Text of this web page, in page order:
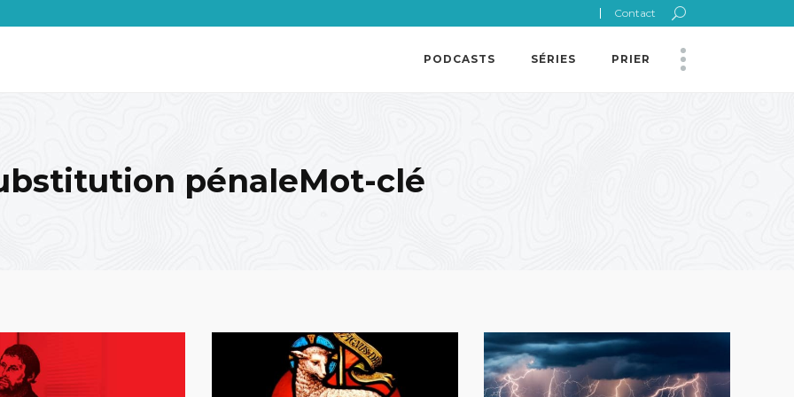
Contact
PODCASTS SÉRIES PRIER
pénaleMot-clé